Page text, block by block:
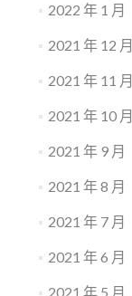
2022 年 1 月
2021 年 12 月
2021 年 11 月
2021 年 10 月
2021 年 9 月
2021 年 8 月
2021 年 7 月
2021 年 6 月
2021 年 5 月